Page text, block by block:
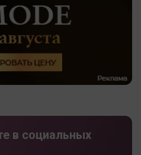
в социальных